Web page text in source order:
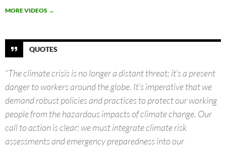
MORE VIDEOS →
QUOTES
“The climate crisis is no longer a distant threat; it’s a present
danger to workers around the globe. It’s imperative that we
demand robust policies and practices to protect our working
people from the hazardous impacts of climate change. Our
call to action is clear: we must integrate climate risk
assessments and emergency preparedness into our